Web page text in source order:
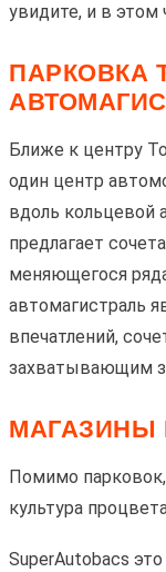
увидите, и в этом
ПАРКОВКА
Ближе к центру
один центр
вдоль кольцевой
предлагает
меняющегося
автомагистраль
впечатлений,
захватывающим
МАГАЗИНЫ
Помимо парковок,
культура
SuperAutobacs